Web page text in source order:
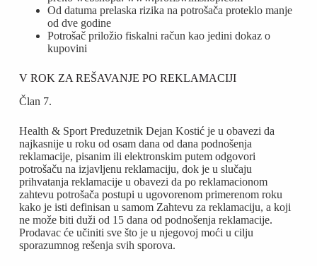
Od datuma prelaska rizika na potrošača proteklo manje
od dve godine
Potrošač priložio fiskalni račun kao jedini dokaz o
kupovini
V ROK ZA REŠAVANJE PO REKLAMACIJI
Član 7.
Health & Sport Preduzetnik Dejan Kostić je u obavezi da
najkasnije u roku od osam dana od dana podnošenja
reklamacije, pisanim ili elektronskim putem odgovori
potrošaču na izjavljenu reklamaciju, dok je u slučaju
prihvatanja reklamacije u obavezi da po reklamacionom
zahtevu potrošača postupi u ugovorenom primerenom roku
kako je isti definisan u samom Zahtevu za reklamaciju, a koji
ne može biti duži od 15 dana od podnošenja reklamacije.
Prodavac će učiniti sve što je u njegovoj moći u cilju
sporazumnog rešenja svih sporova.